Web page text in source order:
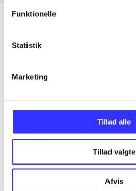
Funktionelle
Statistik
Marketing
Tillad alle
Tillad valgte
Afvis
Articles
...